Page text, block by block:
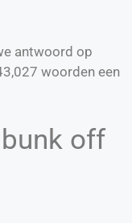
antwoord op
woorden een
off